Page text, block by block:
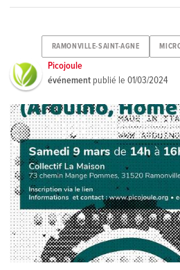
RAMONVILLE-SAINT-AGNE
Picojoule
événement publié le01/03/2024